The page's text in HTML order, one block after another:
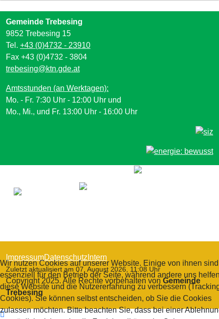
Gemeinde Trebesing
9852 Trebesing 15
Tel. +43 (0)4732 - 23910
Fax +43 (0)4732 - 3804
trebesing@ktn.gde.at
Amtsstunden (an Werktagen):
Mo. - Fr. 7:30 Uhr - 12:00 Uhr und
Mo., Mi., und Fr. 13:00 Uhr - 16:00 Uhr
ImpressumDatenschutz Intern
Zuletzt aktualisiert am 07. August 2026, 11:08 Uhr
Copyright 2025. Alle Rechte vorbehalten von Gemeinde
Trebesing
Wir nutzen Cookies auf unserer Website. Einige von ihnen sind
essenziell für den Betrieb der Seite, während andere uns
diese Website und die Nutzererfahrung zu verbessern
Cookies). Sie können selbst entscheiden, ob Sie die Cookies
zulassen möchten. Bitte beachten Sie, dass bei einer